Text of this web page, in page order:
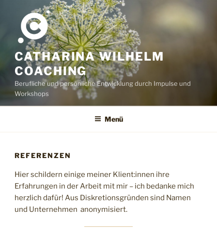
springen
CATHARINA WILHELM
COACHING
Berufliche und persönliche Entwicklung durch Impulse und
Workshops
Menü
REFERENZEN
Hier schildern einige meiner Klient:innen ihre
Erfahrungen in der Arbeit mit mir – ich bedanke mich
herzlich dafür! Aus Diskretionsgründen sind Namen
und Unternehmen anonymisiert.